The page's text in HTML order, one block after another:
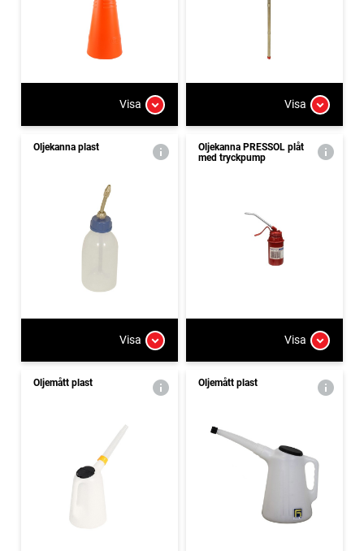
Visa Visa
Oljekanna plast
Visa
Oljekanna PRESSOL plåt
med tryckpump
Visa
Oljemått plast Oljemått plast